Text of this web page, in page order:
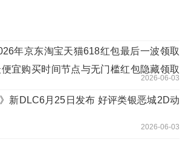
年京东淘宝天猫618红包最后一波领取
宜购买时间节点与无门槛红包隐藏领取
2026-06-03
新DLC6月25日发布 好评类银恶城2D动
2026-06-03